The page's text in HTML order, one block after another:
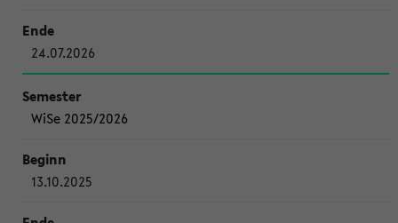
24.07.2026
WiSe 2025/2026
13.10.2025